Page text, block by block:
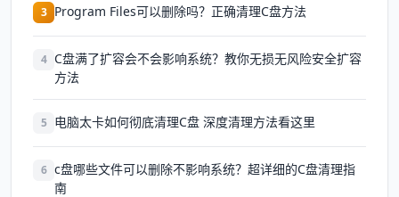
3 Program Files可以删除吗？正确清理C盘方法
4 C盘满了扩容会不会影响系统？教你无损无风险安全扩容
方法
5 电脑太卡如何彻底清理C盘 深度清理方法看这里
6 c盘哪些文件可以删除不影响系统？超详细的C盘清理指
南